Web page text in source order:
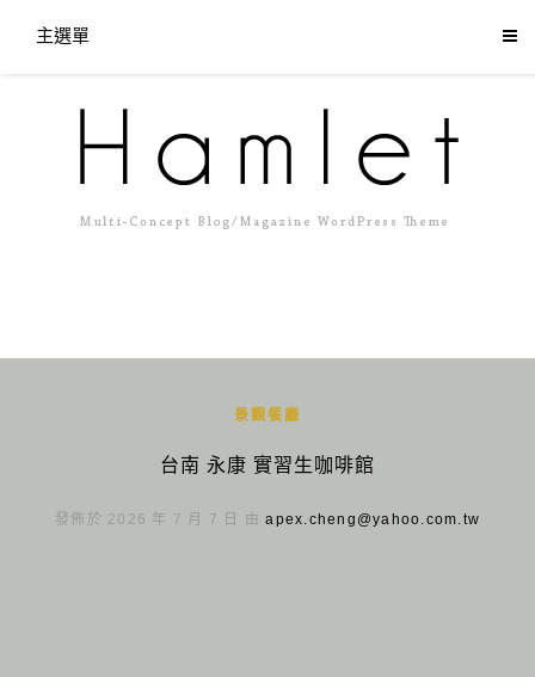
主選單
景觀餐廳
台南 永康 實習生咖啡館
發佈於 2026 年 7 月 7 日 由apex.cheng@yahoo.com.tw